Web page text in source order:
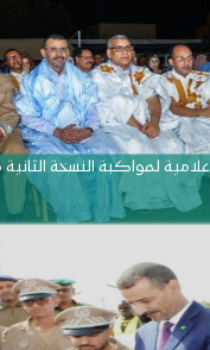
لمواكبة النسخة